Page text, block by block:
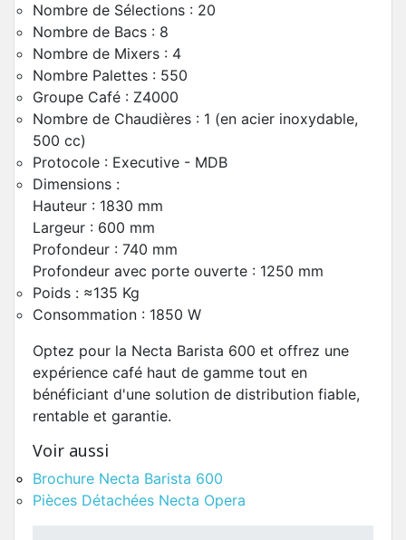
Nombre de Sélections : 20
Nombre de Bacs : 8
Nombre de Mixers : 4
Nombre Palettes : 550
Groupe Café : Z4000
Nombre de Chaudières : 1 (en acier inoxydable,
500 cc)
Protocole : Executive - MDB
Dimensions :
Hauteur : 1830 mm
Largeur : 600 mm
Profondeur : 740 mm
Profondeur avec porte ouverte : 1250 mm
Poids : ≈135 Kg
Consommation : 1850 W
Optez pour la Necta Barista 600 et offrez une
expérience café haut de gamme tout en
bénéficiant d'une solution de distribution fiable,
rentable et garantie.
Voir aussi
Brochure Necta Barista 600
Pièces Détachées Necta Opera